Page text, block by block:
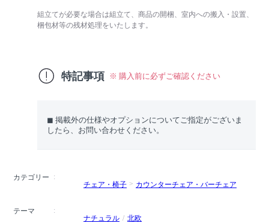
組立てが必要な場合は組立て、商品の開梱、室内への搬入・設置、
梱包材等の残材処理をいたします。
特記事項 ※ 購入前に必ずご確認ください
◼︎ 掲載外の仕様やオプションについてご指定がございま
したら、お問い合わせください。
カテゴリー
チェア・椅子
カウンターチェア・バーチェア
テーマ
ナチュラル
北欧